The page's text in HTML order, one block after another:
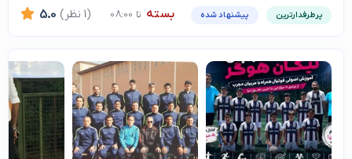
پرطرفدارترین پیشنهاد شده بسته تا 08:00 5.0 (1 نظر)